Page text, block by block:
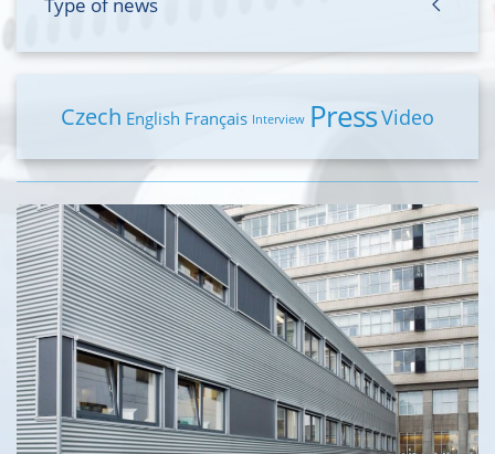
Czech English Français Interview PressVideo